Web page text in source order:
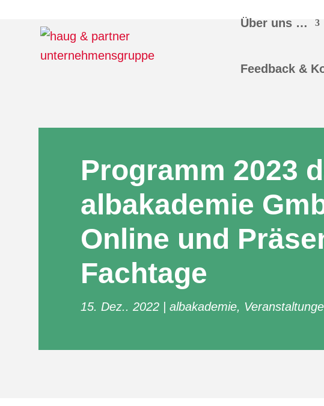
Über uns …
Feedback &
Programm 2023
albakademie
Online und
Fachtage
15. Dez.. 2022 albakademie,